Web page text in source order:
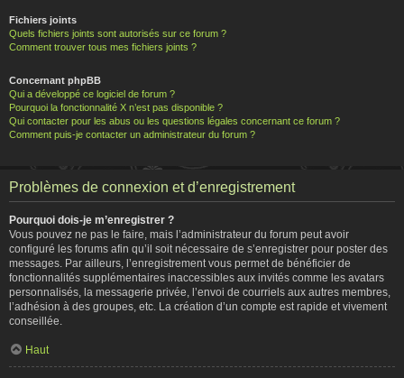
Fichiers joints
Quels fichiers joints sont autorisés sur ce forum ?
Comment trouver tous mes fichiers joints ?
Concernant phpBB
Qui a développé ce logiciel de forum ?
Pourquoi la fonctionnalité X n’est pas disponible ?
Qui contacter pour les abus ou les questions légales concernant ce forum ?
Comment puis-je contacter un administrateur du forum ?
Problèmes de connexion et d’enregistrement
Pourquoi dois-je m’enregistrer ?
Vous pouvez ne pas le faire, mais l’administrateur du forum peut avoir
configuré les forums afin qu’il soit nécessaire de s’enregistrer pour poster des
messages. Par ailleurs, l’enregistrement vous permet de bénéficier de
fonctionnalités supplémentaires inaccessibles aux invités comme les avatars
personnalisés, la messagerie privée, l’envoi de courriels aux autres membres,
l’adhésion à des groupes, etc. La création d’un compte est rapide et vivement
conseillée.
Haut